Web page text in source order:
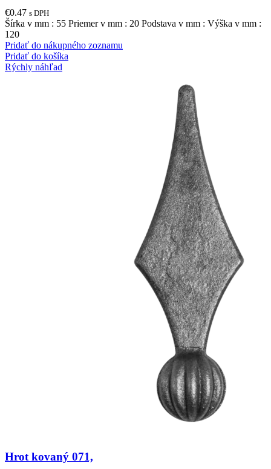
€0.47 s DPH
Šírka v mm : 55 Priemer v mm : 20 Podstava v mm : Výška v mm :
120
Pridať do nákupného zoznamu
Pridať do košíka
Rýchly náhľad
Hrot kovaný 071,